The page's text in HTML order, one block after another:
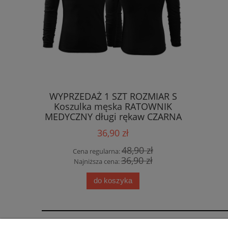
WYPRZEDAŻ 1 SZT ROZMIAR S
Koszulka męska RATOWNIK
MEDYCZNY długi rękaw CZARNA
(01) (1) (1)
36,90 zł
Cena regularna:48,90 zł
Najniższa cena:36,90 zł
do koszyka